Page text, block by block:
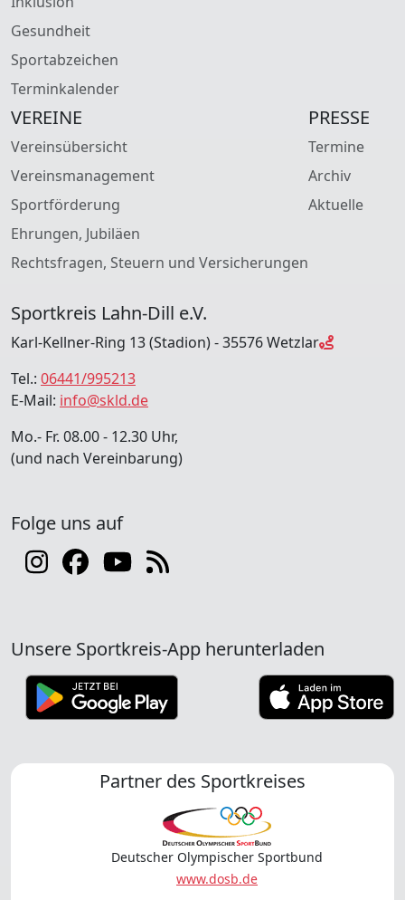
Gesundheit
Sportabzeichen
Terminkalender
VEREINE
Vereinsübersicht
Vereinsmanagement
Sportförderung
Ehrungen, Jubiläen
Rechtsfragen, Steuern und Versicherungen
PRESSE
Termine
Archiv
Aktuelle
Sportkreis Lahn-Dill e.V.
Karl-Kellner-Ring 13 (Stadion) - 35576 Wetzlar
Tel.: 06441/995213
E-Mail: info@skld.de
Mo.- Fr. 08.00 - 12.30 Uhr,
(und nach Vereinbarung)
Folge uns auf
Unsere Sportkreis-App herunterladen
Partner des Sportkreises
Deutscher Olympischer Sportbund
www.dosb.de